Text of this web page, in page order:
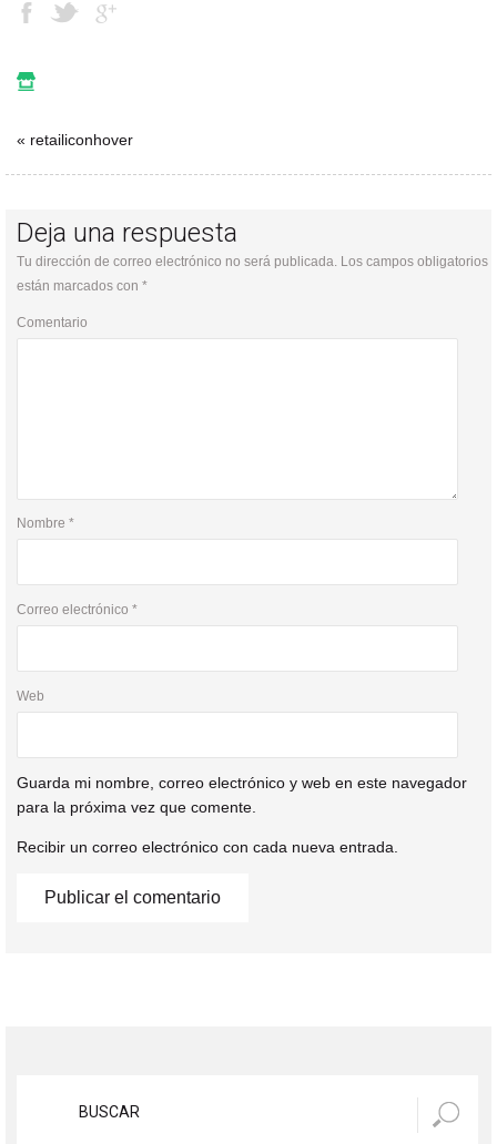
« retailiconhover
Deja una respuesta
Tu dirección de correo electrónico no será publicada. Los campos obligatorios
están marcados con *
Comentario
Nombre *
Correo electrónico *
Web
Guarda mi nombre, correo electrónico y web en este navegador
para la próxima vez que comente.
Recibir un correo electrónico con cada nueva entrada.